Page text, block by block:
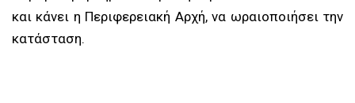
και κάνει η Περιφερειακή Αρχή, να ωραιοποιήσει την
κατάσταση.